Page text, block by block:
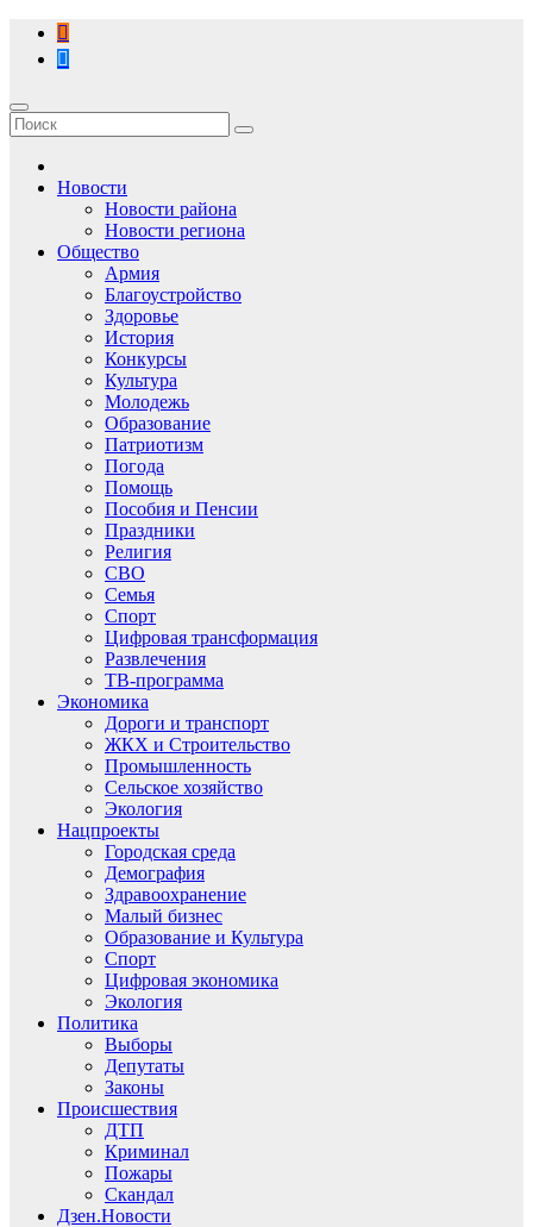
Перейти
содержимому
Новости
Новости района
Новости региона
Общество
Армия
Благоустройство
Здоровье
История
Конкурсы
Культура
Молодежь
Образование
Патриотизм
Погода
Помощь
Пособия и Пенсии
Праздники
Религия
СВО
Семья
Спорт
Цифровая трансформация
Развлечения
ТВ-программа
Экономика
Дороги и транспорт
ЖКХ и Строительство
Промышленность
Сельское хозяйство
Экология
Нацпроекты
Городская среда
Демография
Здравоохранение
Малый бизнес
Образование и Культура
Спорт
Цифровая экономика
Экология
Политика
Выборы
Депутаты
Законы
Происшествия
ДТП
Криминал
Пожары
Скандал
Дзен.Новости